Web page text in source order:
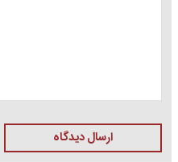
ارسال دیدگاه